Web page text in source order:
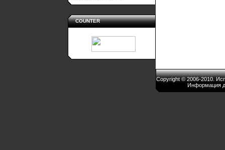
COUNTER
Copyright © 2006-2010.
Информация